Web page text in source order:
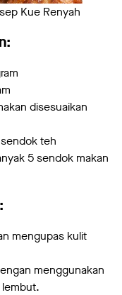
Kue Renyah
disesuaikan
teh
5 sendok makan
mengupas kulit
menggunakan